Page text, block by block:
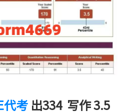
代考出334 写作 3.5